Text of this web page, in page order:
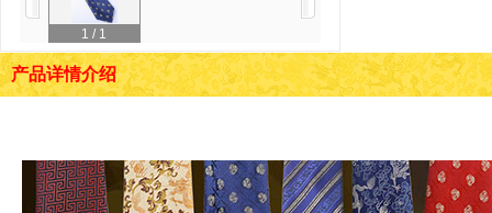
1 / 1
产品详情介绍